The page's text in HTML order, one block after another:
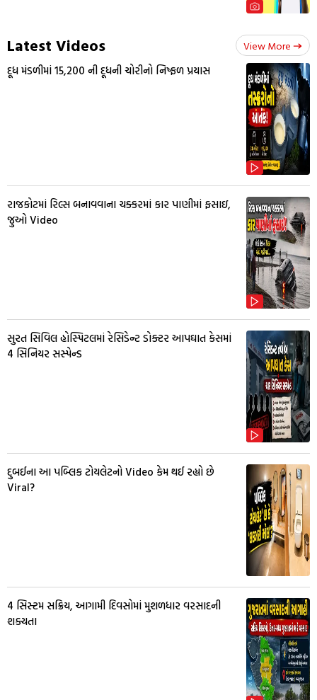
Latest Videos View More
દૂધ મંડળીમાં 15,200 ની દૂધની ચોરીનો નિષ્ફળ પ્રયાસ
રાજકોટમાં રિલ્સ બનાવવાના ચક્કરમાં કાર પાણીમાં ફસાઇ,
જુઓ Video
સુરત સિવિલ હોસ્પિટલમાં રેસિડેન્ટ ડોક્ટર આપઘાત કેસમાં
4 સિનિયર સસ્પેન્ડ
દુબઈના આ પબ્લિક ટોયલેટનો Video કેમ થઈ રહ્યો છે
Viral?
4 સિસ્ટમ સક્રિય, આગામી દિવસોમાં મુશળધાર વરસાદની
શક્યતા